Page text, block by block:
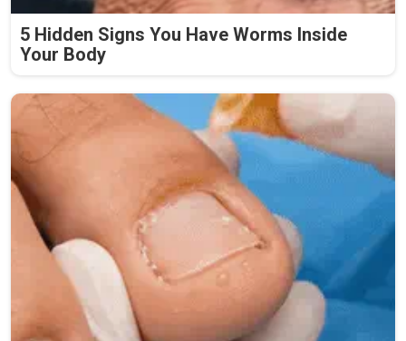
5 Hidden Signs You Have Worms Inside
Your Body